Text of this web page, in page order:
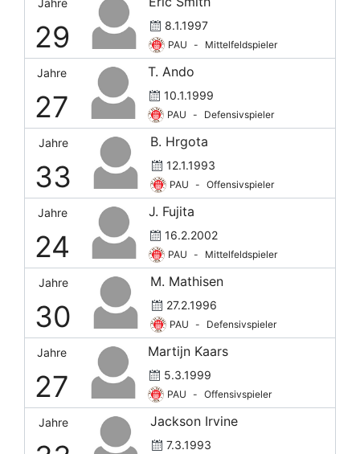
29 8.1.1997
PAU - Mittelfeldspieler
Jahre
27
T. Ando
10.1.1999
PAU - Defensivspieler
Jahre
33
B. Hrgota
12.1.1993
PAU - Offensivspieler
Jahre
24
J. Fujita
16.2.2002
PAU - Mittelfeldspieler
Jahre
30
M. Mathisen
27.2.1996
PAU - Defensivspieler
Jahre
27
Martijn Kaars
5.3.1999
PAU - Offensivspieler
Jahre Jackson Irvine
7.3.1993